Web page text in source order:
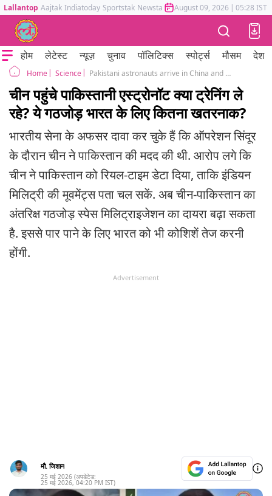
Lallantop Aajtak Indiatoday Sportstak Newstak Mumbai Tak Astrotak
August 09, 2026 | 05:28 IST
होम लेटेस्ट न्यूज़ चुनाव पॉलिटिक्स स्पोर्ट्स मौसम देश
Home Science Pakistani astronauts arrive in China and Pakistan challenge India in space
चीन पहुंचे पाकिस्तानी एस्ट्रोनॉट क्या ट्रेनिंग ले
रहे? ये गठजोड़ भारत के लिए कितना खतरनाक?
भारतीय सेना के अफसर दावा कर चुके हैं कि ऑपरेशन सिंदूर
के दौरान चीन ने पाकिस्तान की मदद की थी. आरोप लगे कि
चीन ने पाकिस्तान को रियल-टाइम डेटा दिया, ताकि इंडियन
मिलिट्री की मूवमेंट्स पता चल सकें. अब चीन-पाकिस्तान का
अंतरिक्ष गठजोड़ स्पेस मिलिट्राइजेशन का दायरा बढ़ा सकता
है. इससे पार पाने के लिए भारत को भी कोशिशें तेज करनी
होंगी.
Advertisement
मौ. जिशान
25 मई 2026 (अपडेटेड:
25 मई 2026, 04:20 PM IST)